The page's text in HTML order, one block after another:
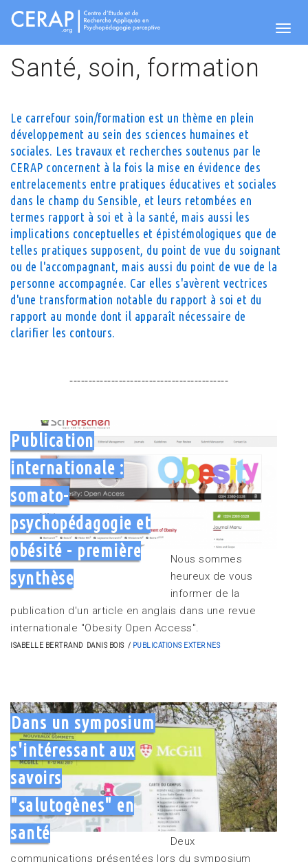
Aller
contenu
principal
Santé, soin, formation
Le carrefour soin/formation est un thème en plein
développement au sein des sciences humaines et
sociales. Les travaux et recherches soutenus par le
CERAP concernent à la fois la mise en évidence des
entrelacements entre pratiques éducatives et sociales
dans le champ du Sensible, et leurs retombées en
termes rapport à soi et à la santé, mais aussi les
implications conceptuelles et épistémologiques que de
telles pratiques supposent, du point de vue du soignant
ou de l'accompagnant, mais aussi du point de vue de la
personne accompagnée. Car elles s'avèrent vectrices
d'une transformation notable du rapport à soi et du
rapport au monde dont il apparaît nécessaire de
clarifier les contours.
------------------------------------------
Publication
internationale :
somato-
psychopédagogie et
obésité - première
synthèse
Nous sommes
heureux de vous
informer de la
publication d'un article en anglais dans une revue
internationale "Obesity Open Access".
ISABELLE BERTRAND DANIS BOIS PUBLICATIONS EXTERNES
Dans un symposium
s'intéressant aux
savoirs
"salutogènes" en
santé
Deux
communications présentées lors du symposium